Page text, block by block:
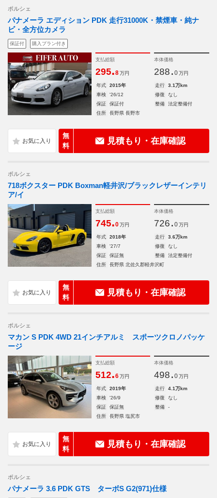
ポルシェ
パナメーラ エディション PDK 走行31000K・禁煙車・純ナ
ビ・全方位カメラ
保証付 購入プラン付き
支払総額
295.8 万円
本体価格
288. 0 万円
年式 2015年 走行
3.1万km
車検
'26/12 修復
なし
保証
保証付 整備
法定整備付
住所
長野県 長野市
無
料
見積もり・在庫確認
ポルシェ
718ボクスター PDK Boxman軽井沢/ブラックレザーインテリ
ア/イ
支払総額
745.0 万円
本体価格
726. 0 万円
年式 2018年 走行
3.6万km
車検
'27/7 修復
なし
保証
保証無 整備
法定整備付
住所
長野県 北佐久郡軽井沢町
無
料
見積もり・在庫確認
ポルシェ
マカン S PDK 4WD 21インチアルミ スポーツクロノパッケ
ージ
支払総額
512.6 万円
本体価格
498. 0 万円
年式 2019年 走行
4.1万km
車検
'26/9 修復
なし
保証
保証無 整備
-
住所
長野県 塩尻市
無
料
見積もり・在庫確認
ポルシェ
パナメーラ 3.6 PDK GTS ターボS G2(971)仕様